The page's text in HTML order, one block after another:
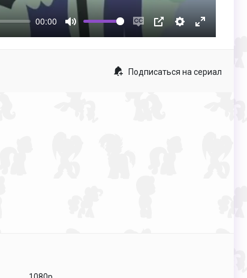
00:00
Mute
Enable
Подписаться на сериал